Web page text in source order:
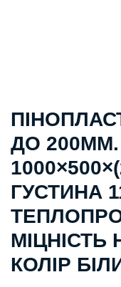
ДО
ГУСТИНА
МІЦНІСТЬ
КОЛІР